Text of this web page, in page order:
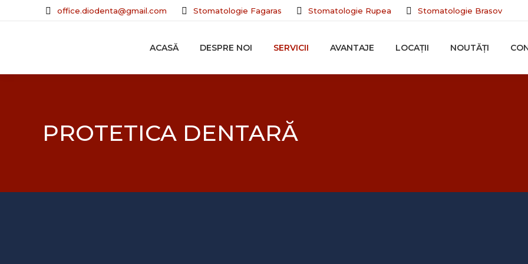
office.diodenta@gmail.com Stomatologie Fagaras Stomatologie Rupea Stomatologie Brasov
ACASĂ DESPRE NOI SERVICII AVANTAJE LOCAȚII NOUTĂȚI
PROTETICA DENTARĂ